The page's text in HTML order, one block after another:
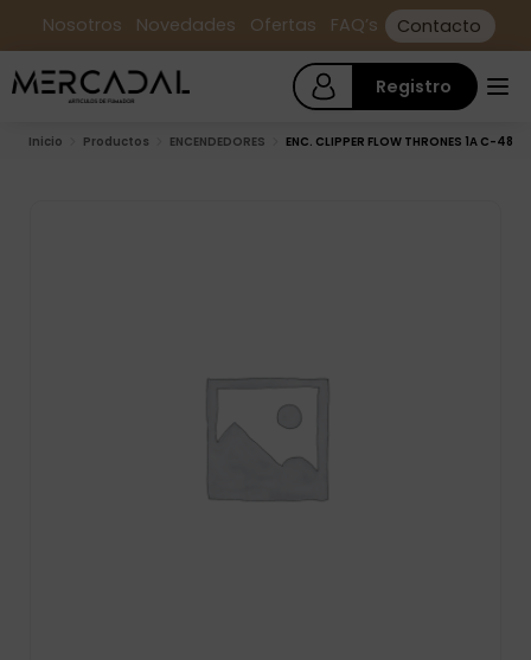
Nosotros Novedades Ofertas FAQ’s Contacto
Registro
Inicio Productos ENCENDEDORES ENC. CLIPPER FLOW THRONES 1A C-48